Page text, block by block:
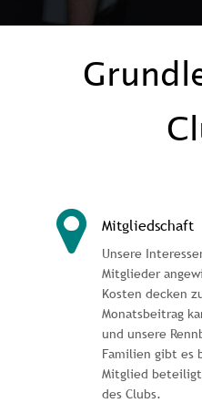
Mitgliedschaft
Unsere
Mitglieder
Kosten decken
Monatsbeitrag
und unsere
Familien gibt es
Mitglied
des Clubs.